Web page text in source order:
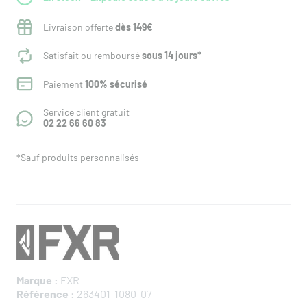
Livraison offertedès 149€
Satisfait ou remboursésous 14 jours*
Paiement100% sécurisé
Service client gratuit
02 22 66 60 83
*Sauf produits personnalisés
Marque : FXR
Référence : 263401-1080-07